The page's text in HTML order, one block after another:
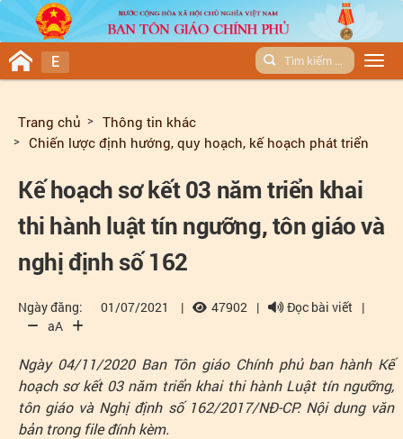
E
Trang chủ
Thông tin khác
Chiến lược định hướng, quy hoạch, kế hoạch phát triển
Kế hoạch sơ kết 03 năm triển khai
thi hành luật tín ngưỡng, tôn giáo và
nghị định số 162
Ngày đăng: 01/07/2021 | 47902 | Đọc bài viết |
aA
Ngày 04/11/2020 Ban Tôn giáo Chính phủ ban hành Kế
hoạch sơ kết 03 năm triển khai thi hành Luật tín ngưỡng,
tôn giáo và Nghị định số 162/2017/NĐ-CP. Nội dung văn
bản trong file đính kèm.